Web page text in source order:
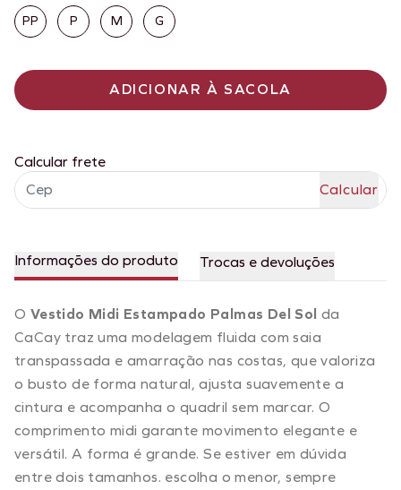
PP P M G
ADICIONAR À SACOLA
Calcular frete
Informações do produto Trocas e devoluções
O Vestido Midi Estampado Palmas Del Sol da
CaCay traz uma modelagem fluida com saia
transpassada e amarração nas costas, que valoriza
o busto de forma natural, ajusta suavemente a
cintura e acompanha o quadril sem marcar. O
comprimento midi garante movimento elegante e
versátil. A forma é grande. Se estiver em dúvida
entre dois tamanhos. escolha o menor, sempre